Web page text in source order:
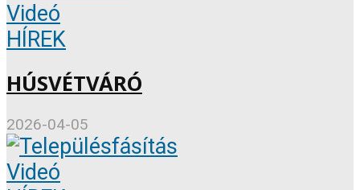
Videó
HÍREK
HÚSVÉTVÁRÓ
2026-04-05
Videó